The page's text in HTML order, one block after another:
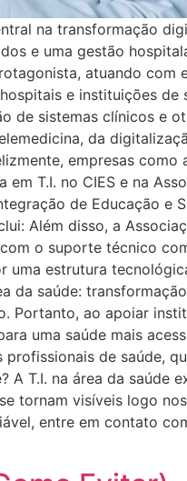
na transformação
e uma gestão
atuando com
e instituições de
de sistemas clínicos e
da
empresas como
T.I. no CIES e na
de Educação e
Além disso, a
o suporte técnico
uma estrutura
da saúde:
Portanto, ao apoiar
uma saúde mais
de saúde,
A T.I. na área da saúde
tornam visíveis logo
entre em contato